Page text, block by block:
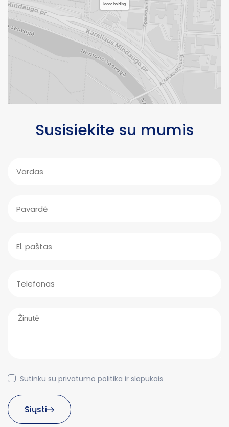
Iceco holding
Susisiekite su mumis
Sutinku su privatumo politika ir slapukais
Siųsti